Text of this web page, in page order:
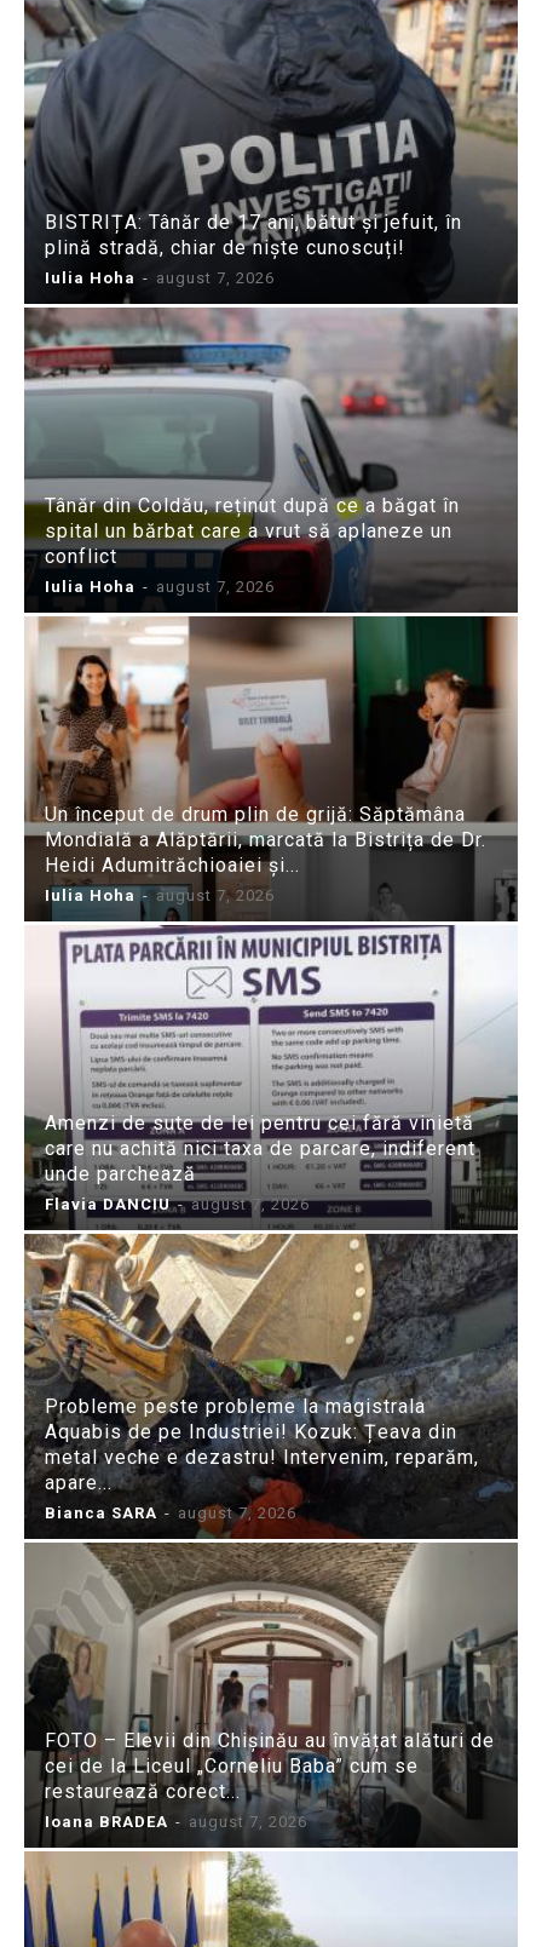
BISTRIȚA: Tânăr de 17 ani, bătut și jefuit, în
plină stradă, chiar de niște cunoscuți!
Iulia Hoha - august 7, 2026
Tânăr din Coldău, reținut după ce a băgat în
spital un bărbat care a vrut să aplaneze un
conflict
Iulia Hoha - august 7, 2026
Un început de drum plin de grijă: Săptămâna
Mondială a Alăptării, marcată la Bistrița de Dr.
Heidi Adumitrăchioaiei și...
Iulia Hoha - august 7, 2026
Amenzi de sute de lei pentru cei fără vinietă
care nu achită nici taxa de parcare, indiferent
unde parchează
Flavia DANCIU - august 7, 2026
Probleme peste probleme la magistrala
Aquabis de pe Industriei! Kozuk: Țeava din
metal veche e dezastru! Intervenim, reparăm,
apare...
Bianca SARA - august 7, 2026
FOTO – Elevii din Chișinău au învățat alături de
cei de la Liceul „Corneliu Baba” cum se
restaurează corect...
Ioana BRADEA - august 7, 2026